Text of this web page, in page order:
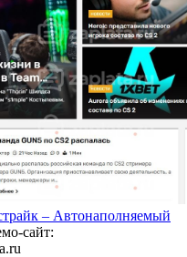
– Автонаполняемый
сайт: